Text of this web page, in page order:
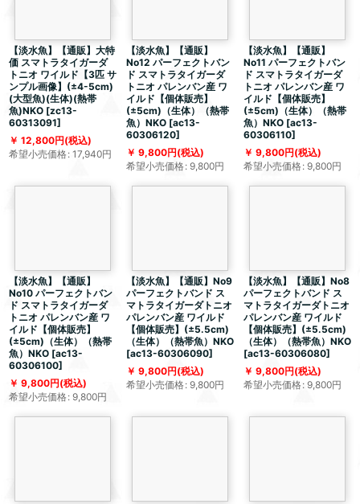
【淡水魚】【通販】大特
価 スマトラタイガーダ
トニオ ワイルド【3匹 サ
ンプル画像】(±4-5cm)
(大型魚)(生体)(熱帯
魚)NKO [zc13-
60313091]
12,800円(税込)
希望小売価格: 17,940円
【淡水魚】【通販】
No12 パーフェクトバン
ド スマトラタイガーダ
トニオ パレンバン産 ワ
イルド【個体販売】
(±5cm)（生体）（熱帯
魚）NKO [ac13-
60306120]
9,800円(税込)
希望小売価格: 9,800円
【淡水魚】【通販】
No11 パーフェクトバン
ド スマトラタイガーダ
トニオ パレンバン産 ワ
イルド【個体販売】
(±5cm)（生体）（熱帯
魚）NKO [ac13-
60306110]
9,800円(税込)
希望小売価格: 9,800円
【淡水魚】【通販】
No10 パーフェクトバン
ド スマトラタイガーダ
トニオ パレンバン産 ワ
イルド【個体販売】
(±5cm)（生体）（熱帯
魚）NKO [ac13-
60306100]
9,800円(税込)
希望小売価格: 9,800円
【淡水魚】【通販】No9
パーフェクトバンド ス
マトラタイガーダトニオ
パレンバン産 ワイルド
【個体販売】(±5.5cm)
（生体）（熱帯魚）NKO
[ac13-60306090]
9,800円(税込)
希望小売価格: 9,800円
【淡水魚】【通販】No8
パーフェクトバンド ス
マトラタイガーダトニオ
パレンバン産 ワイルド
【個体販売】(±5.5cm)
（生体）（熱帯魚）NKO
[ac13-60306080]
9,800円(税込)
希望小売価格: 9,800円